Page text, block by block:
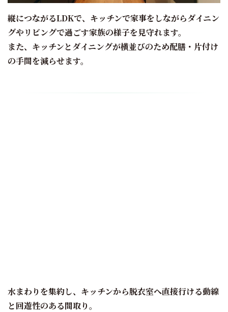
縦につながるLDKで、キッチンで家事をしながらダイニン
グやリビングで過ごす家族の様子を見守れます。
また、キッチンとダイニングが横並びのため配膳・片付け
の手間を減らせます。
水まわりを集約し、キッチンから脱衣室へ直接行ける動線
と回遊性のある間取り。